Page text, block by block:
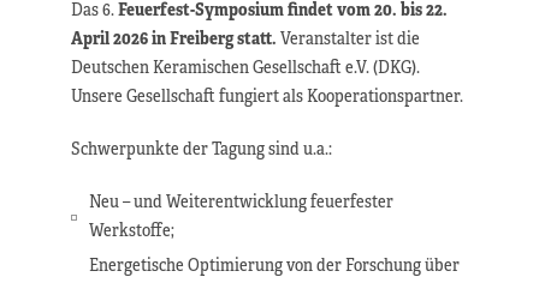
Das 6.Feuerfest-Symposium findet vom 20. bis 22.
April 2026 in Freiberg statt.Veranstalter ist die
Deutschen Keramischen Gesellschaft e.V. (DKG).
Unsere Gesellschaft fungiert als Kooperationspartner.
Schwerpunkte der Tagung sind u.a.:
Neu – und Weiterentwicklung feuerfester
Werkstoffe;
Energetische Optimierung von der Forschung über